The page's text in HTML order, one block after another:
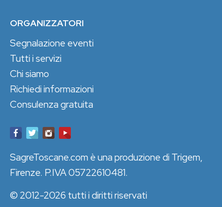
ORGANIZZATORI
Segnalazione eventi
Tutti i servizi
Chi siamo
Richiedi informazioni
Consulenza gratuita
SagreToscane.com è una produzione di Trigem,
Firenze. P.IVA 05722610481.
© 2012-2026 tutti i diritti riservati